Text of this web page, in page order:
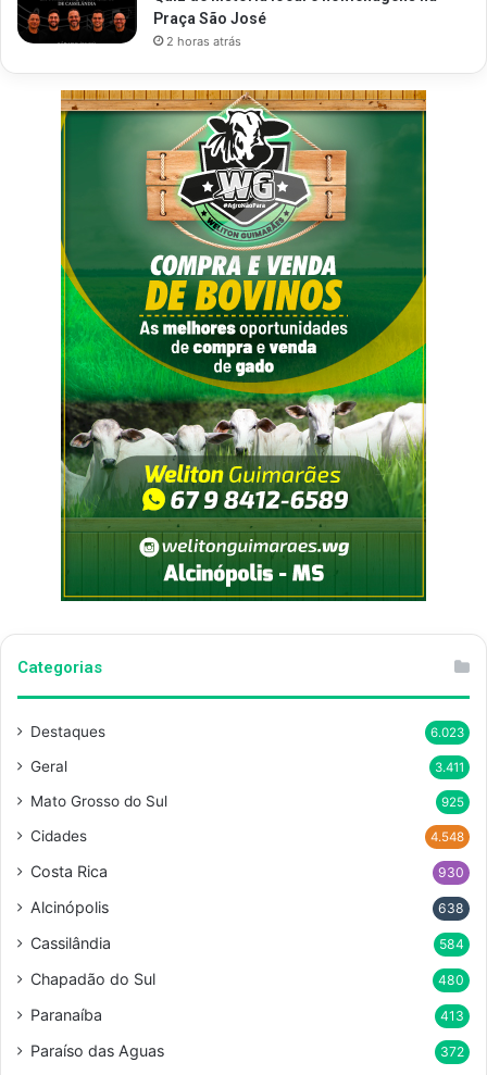
Praça São José
2 horas atrás
Categorias
Destaques 6.023
Geral 3.411
Mato Grosso do Sul 925
Cidades 4.548
Costa Rica 930
Alcinópolis 638
Cassilândia 584
Chapadão do Sul 480
Paranaíba 413
Paraíso das Aguas 372